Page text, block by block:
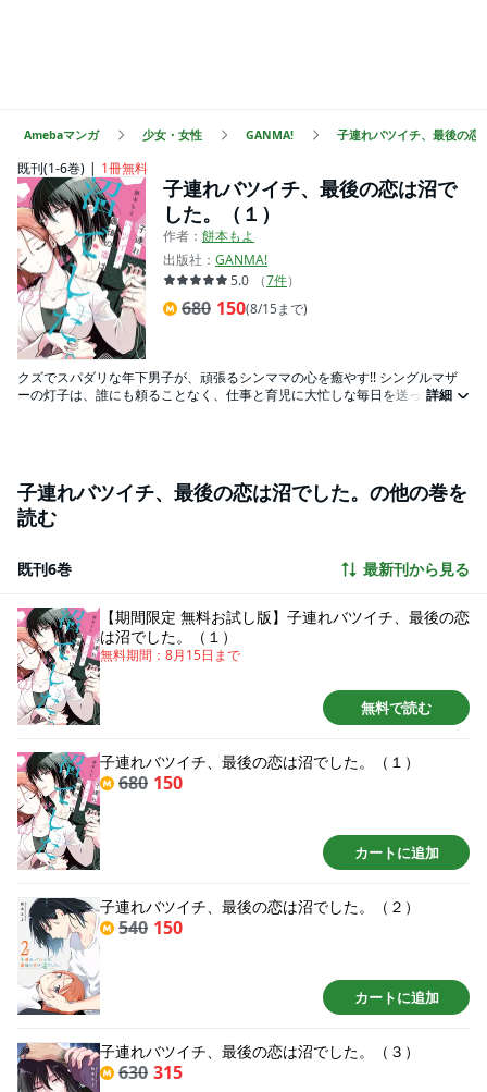
Amebaマンガ 少女・女性 GANMA! 子連れバツイチ、最後の恋
既刊(1-6巻) 1冊無料
子連れバツイチ、最後の恋は沼で
した。（１）
作者： 餅本もよ
出版社： GANMA!
5.0
（7件）
680 150(8/15まで)
クズでスパダリな年下男子が、頑張るシンママの心を癒やす!! シングルマザ
ーの灯子は、誰にも頼ることなく、仕事と育児に大忙しな毎日を送ってい
詳細
子連れバツイチ、最後の恋は沼でした。の他の巻を
読む
既刊6巻 最新刊から見る
【期間限定 無料お試し版】子連れバツイチ、最後の恋
は沼でした。（１）
無料期間： 8月15日 まで
無料で読む
子連れバツイチ、最後の恋は沼でした。（１）
680 150
カートに追加
子連れバツイチ、最後の恋は沼でした。（２）
540 150
カートに追加
子連れバツイチ、最後の恋は沼でした。（３）
630 315